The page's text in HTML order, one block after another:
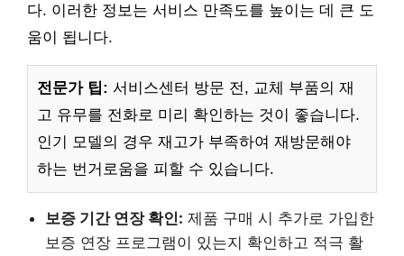
다. 이러한 정보는 서비스 만족도를 높이는 데 큰 도
움이 됩니다.
전문가 팁: 서비스센터 방문 전, 교체 부품의 재
고 유무를 전화로 미리 확인하는 것이 좋습니다.
인기 모델의 경우 재고가 부족하여 재방문해야
하는 번거로움을 피할 수 있습니다.
보증 기간 연장 확인: 제품 구매 시 추가로 가입한
보증 연장 프로그램이 있는지 확인하고 적극 활